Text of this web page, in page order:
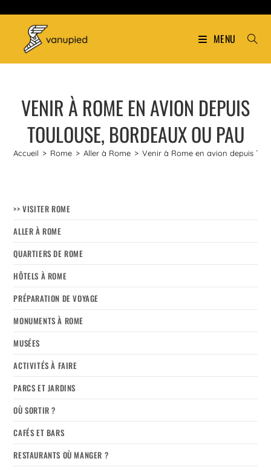
MENU
VENIR À ROME EN AVION DEPUIS
TOULOUSE, BORDEAUX OU PAU
Accueil > Rome > Aller à Rome > Venir à Rome en avion depuis
>> VISITER ROME
ALLER À ROME
QUARTIERS DE ROME
HÔTELS À ROME
PRÉPARATION DE VOYAGE
MONUMENTS À ROME
MUSÉES
ACTIVITÉS À FAIRE
PARCS ET JARDINS
OÙ SORTIR ?
CAFÉS ET BARS
RESTAURANTS OÙ MANGER ?